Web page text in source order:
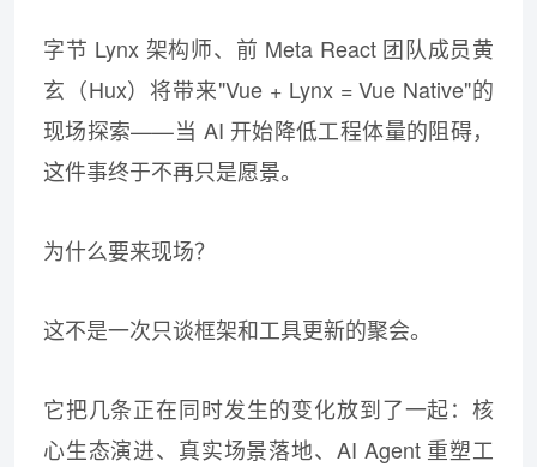
字节 Lynx 架构师、前 Meta React 团队成员黄
玄（Hux）将带来"Vue + Lynx = Vue Native"的
现场探索——当 AI 开始降低工程体量的阻碍，
这件事终于不再只是愿景。
为什么要来现场？
这不是一次只谈框架和工具更新的聚会。
它把几条正在同时发生的变化放到了一起：核
心生态演进、真实场景落地、AI Agent 重塑工